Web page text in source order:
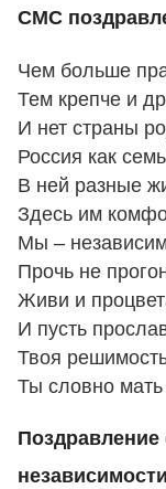
СМС
Чем больше
Тем крепче и
И нет страны
Россия как
В ней разные
Здесь им
Мы –
Прочь не
Живи и
И пусть
Твоя
Ты словно